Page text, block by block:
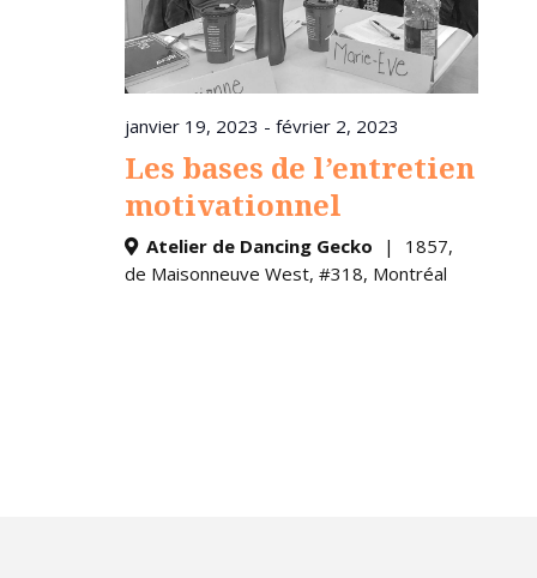
janvier 19, 2023 - février 2, 2023
Les bases de l’entretien
motivationnel
Atelier de Dancing Gecko
1857,
de Maisonneuve West, #318, Montréal